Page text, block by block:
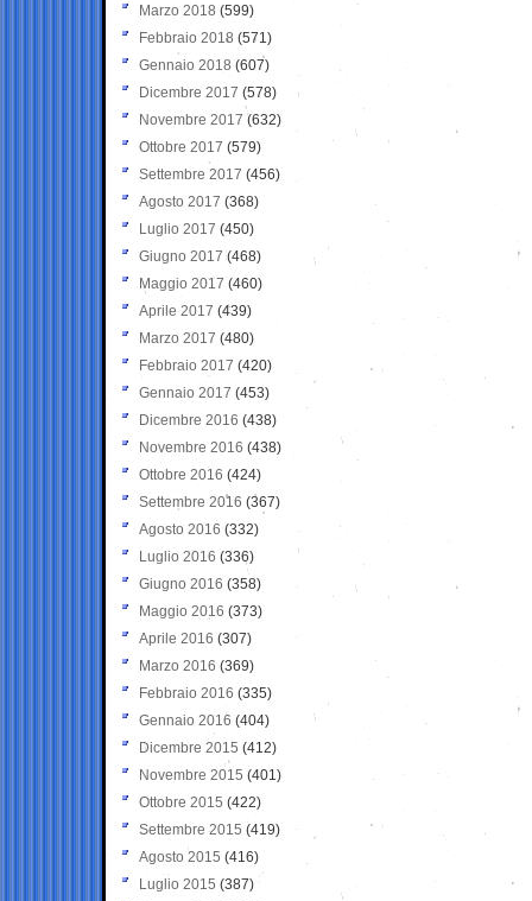
Marzo 2018 (599)
Febbraio 2018 (571)
Gennaio 2018 (607)
Dicembre 2017 (578)
Novembre 2017 (632)
Ottobre 2017 (579)
Settembre 2017 (456)
Agosto 2017 (368)
Luglio 2017 (450)
Giugno 2017 (468)
Maggio 2017 (460)
Aprile 2017 (439)
Marzo 2017 (480)
Febbraio 2017 (420)
Gennaio 2017 (453)
Dicembre 2016 (438)
Novembre 2016 (438)
Ottobre 2016 (424)
Settembre 2016 (367)
Agosto 2016 (332)
Luglio 2016 (336)
Giugno 2016 (358)
Maggio 2016 (373)
Aprile 2016 (307)
Marzo 2016 (369)
Febbraio 2016 (335)
Gennaio 2016 (404)
Dicembre 2015 (412)
Novembre 2015 (401)
Ottobre 2015 (422)
Settembre 2015 (419)
Agosto 2015 (416)
Luglio 2015 (387)